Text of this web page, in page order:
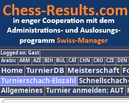
Logged on: Gast
Arabic ARM AZE BIH BUL CAT CHN CRO CZE DEN
Home TurnierDB Meisterschaft
Turnierschach-Elozahl
Allgemeines Turnier anmelden: AUT